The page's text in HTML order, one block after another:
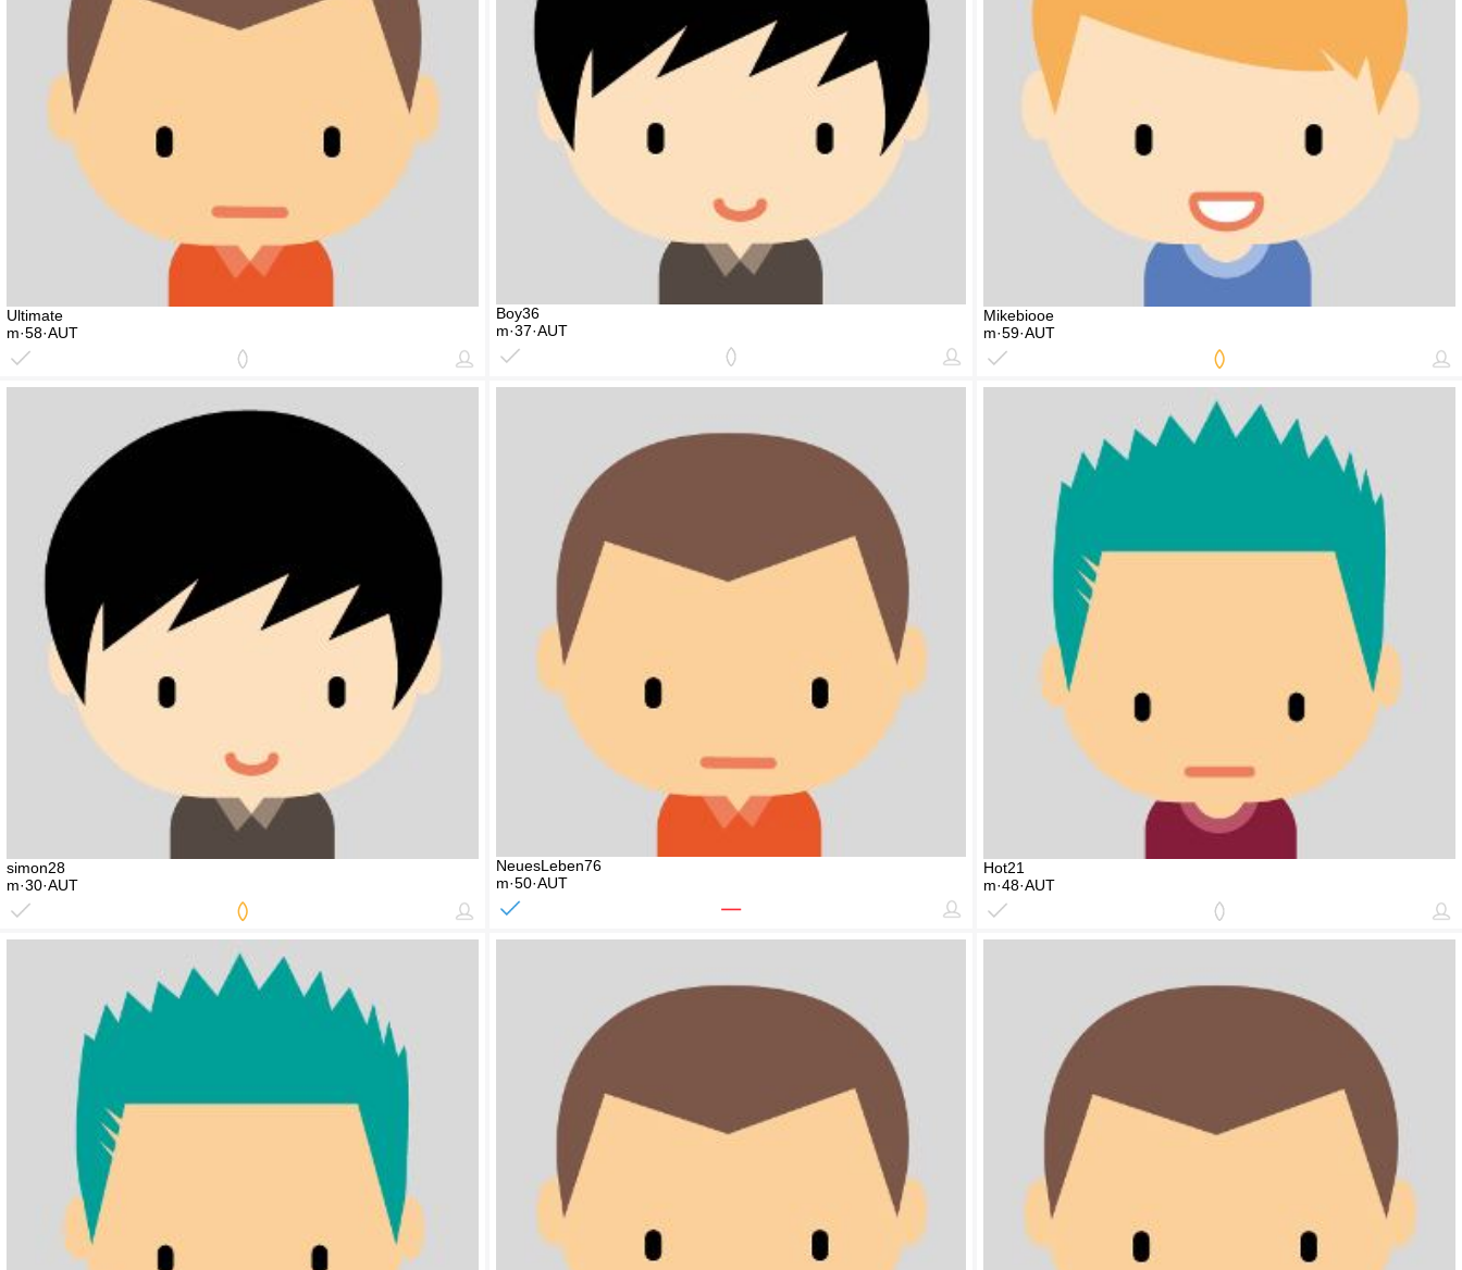
Ultimate
m·58·AUT
Boy36
m·37·AUT
Mikebiooe
m·59·AUT
simon28
m·30·AUT
NeuesLeben76
m·50·AUT
Hot21
m·48·AUT